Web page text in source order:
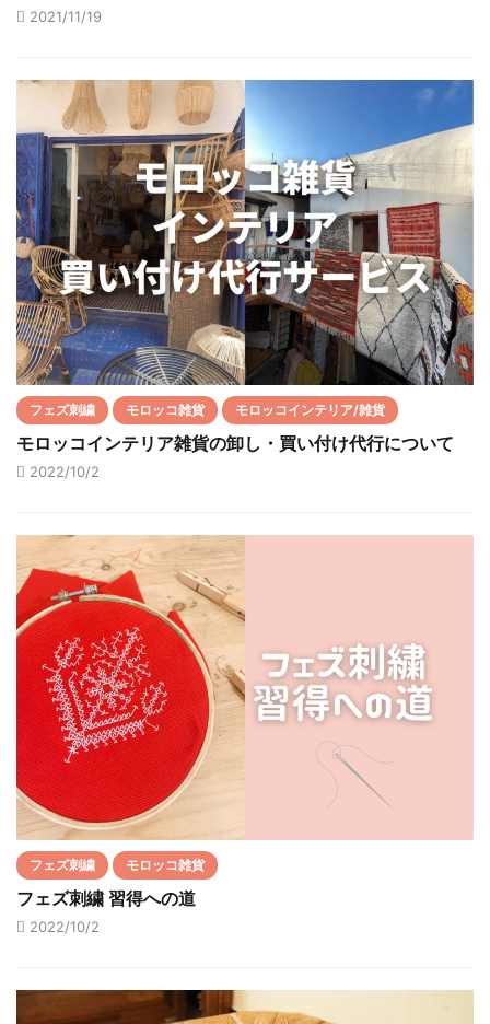
2021/11/19
フェズ刺繍 モロッコ雑貨 モロッコインテリア/雑貨
モロッコインテリア雑貨の卸し・買い付け代行について
2022/10/2
フェズ刺繍 モロッコ雑貨
フェズ刺繍 習得への道
2022/10/2